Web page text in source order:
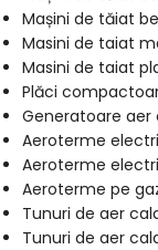
Mașini de tăiat
Masini de taiat
Masini de taiat
Plăci
Generatoare aer
Aeroterme
Aeroterme
Aeroterme pe
Tunuri de aer
Tunuri de aer